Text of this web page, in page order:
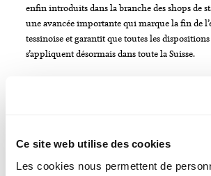
Ce site web utilise des cookies
Les cookies nous permettent de
enfin introduits dans la branche des shops de
une avancée importante qui marque la fin de
tessinoise et garantit que toutes les
s’appliquent désormais dans toute la Suisse.
Plus de week-ends libres et de
Pour les partenaires sociaux, il était important